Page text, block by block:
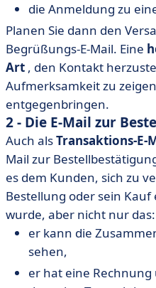
die Anmeldung zu
Planen Sie dann den
Begrüßungs-E-Mail. Eine
Art , den Kontakt
Aufmerksamkeit zu
entgegenbringen.
2 - Die E-Mail zur
Auch alsTransaktions-E-
Mail zur
es dem Kunden, sich zu
Bestellung oder sein
wurde, aber nicht nur das:
er kann die
sehen,
er hat eine